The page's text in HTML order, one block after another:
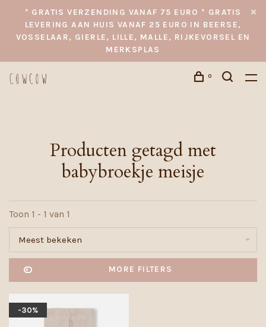
* GRATIS VERZENDING VANAF 75 EURO * GRATIS
LEVERING AAN HUIS VANAF 25 EURO IN BEERSE,
VOSSELAAR, GIERLE, LILLE, MALLE, RIJKEVORSEL EN
MERKSPLAS
0
Producten getagd met
babybroekje meisje
Toon 1 - 1 van 1
Meest bekeken
MORE FILTERS
-30%